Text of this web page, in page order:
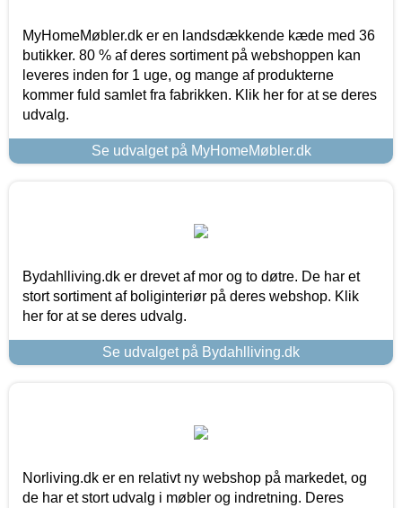
MyHomeMøbler.dk er en landsdækkende kæde med 36
butikker. 80 % af deres sortiment på webshoppen kan
leveres inden for 1 uge, og mange af produkterne
kommer fuld samlet fra fabrikken. Klik her for at se deres
udvalg.
Se udvalget på MyHomeMøbler.dk
Bydahlliving.dk er drevet af mor og to døtre. De har et
stort sortiment af boliginteriør på deres webshop. Klik
her for at se deres udvalg.
Se udvalget på Bydahlliving.dk
Norliving.dk er en relativt ny webshop på markedet, og
de har et stort udvalg i møbler og indretning. Deres